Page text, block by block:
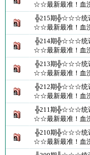
☆☆最新最准！血
╬215期╬☆☆☆统
☆☆最新最准！血
╬214期╬☆☆☆统
☆☆最新最准！血
╬213期╬☆☆☆统
☆☆最新最准！血
╬212期╬☆☆☆统
☆☆最新最准！血
╬211期╬☆☆☆统
☆☆最新最准！血
╬210期╬☆☆☆统
☆☆最新最准！血